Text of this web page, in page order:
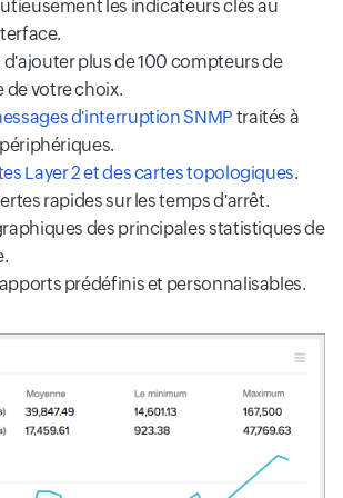
les indicateurs clés au
plus de 100 compteurs de
votre choix.
d'interruption SNMP traités à
Layer 2 et des cartes topologiques.
rapides sur les temps d'arrêt.
des principales statistiques de
prédéfinis et personnalisables.